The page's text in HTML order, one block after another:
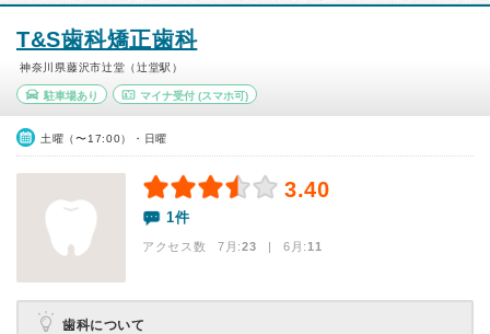
T&S歯科矯正歯科
神奈川県藤沢市辻堂（辻堂駅）
駐車場あり マイナ受付(スマホ可)
土曜（〜17:00）・日曜
3.40
1件
アクセス数 7月:23 | 6月:11
歯科について